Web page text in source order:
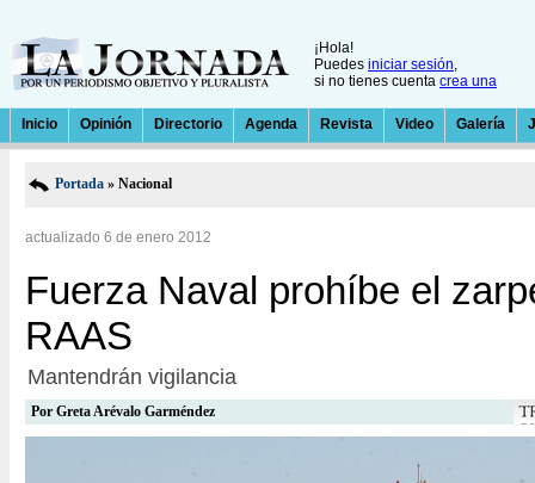
¡Hola!
Puedes iniciar sesión,
si no tienes cuenta crea una
Inicio Opinión Directorio Agenda Revista Video Galería
Portada » Nacional
actualizado 6 de enero 2012
Fuerza Naval prohíbe el
RAAS
Mantendrán vigilancia
Por Greta Arévalo Garméndez